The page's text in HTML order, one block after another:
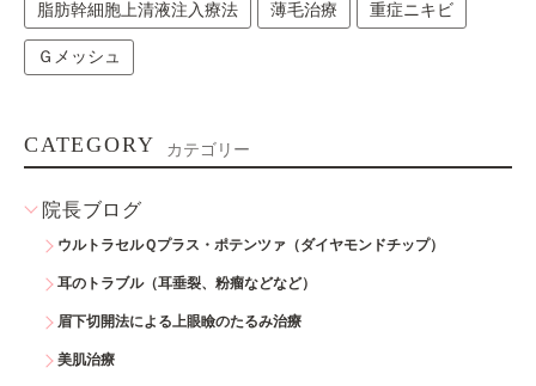
脂肪幹細胞上清液注入療法 薄毛治療 重症ニキビ
Ｇメッシュ
CATEGORY カテゴリー
院長ブログ
ウルトラセルＱプラス・ポテンツァ（ダイヤモンドチップ）
耳のトラブル（耳垂裂、粉瘤などなど）
眉下切開法による上眼瞼のたるみ治療
美肌治療